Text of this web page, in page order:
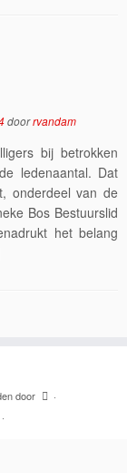
doorrvandam
bij betrokken
ledenaantal. Dat
onderdeel van de
Bos Bestuurslid
het belang
door
·
·